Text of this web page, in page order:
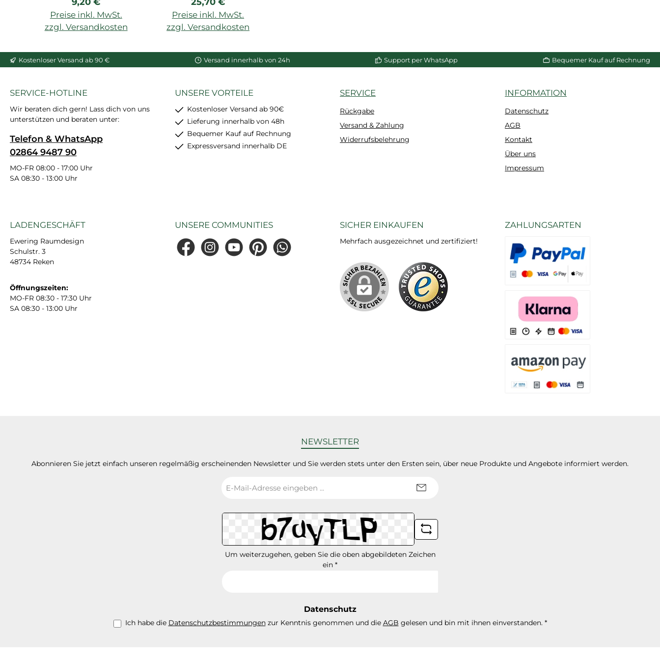
24 Std., für LUXXUS,
BASIXX, AXXENT, 310
ml, für Innenräume, für
geeignet.
Preise inkl. MwSt.
zzgl. Versandkosten
Außenarbeiten, für
Feuchträume, 290 ml,
besonders starker MS-
Hydro.
Preise inkl. MwSt.
zzgl. Versandkosten
Kostenloser Versand ab 90 € Versand innerhalb von 24h Support per WhatsApp Bequemer Kauf auf Rechnung
SERVICE-HOTLINE
Wir beraten dich gern! Lass dich von uns
unterstützen und beraten unter:
Telefon & WhatsApp
02864 9487 90
MO-FR 08:00 - 17:00 Uhr
SA 08:30 - 13:00 Uhr
UNSERE VORTEILE
Kostenloser Versand ab 90€
Lieferung innerhalb von 48h
Bequemer Kauf auf Rechnung
Expressversand innerhalb DE
SERVICE
Rückgabe
Versand & Zahlung
Widerrufsbelehrung
INFORMATION
Datenschutz
AGB
Kontakt
Über uns
Impressum
LADENGESCHÄFT
Ewering Raumdesign
Schulstr. 3
48734 Reken
Öffnungszeiten:
MO-FR 08:30 - 17:30 Uhr
SA 08:30 - 13:00 Uhr
UNSERE COMMUNITIES
FacebookInstagramYouTubePinterestWhatsApp
SICHER EINKAUFEN
Mehrfach ausgezeichnet und zertifiziert!
ZAHLUNGSARTEN
NEWSLETTER
Abonnieren Sie jetzt einfach unseren regelmäßig erscheinenden Newsletter und Sie werden stets unter den Ersten sein, über neue Produkte und Angebote informiert werden.
Mail-
*
Um weiterzugehen, geben Sie die oben abgebildeten Zeichen
ein *
Datenschutz
Ich habe die Datenschutzbestimmungenzur Kenntnis genommen und die AGB gelesen und bin mit ihnen einverstanden. *